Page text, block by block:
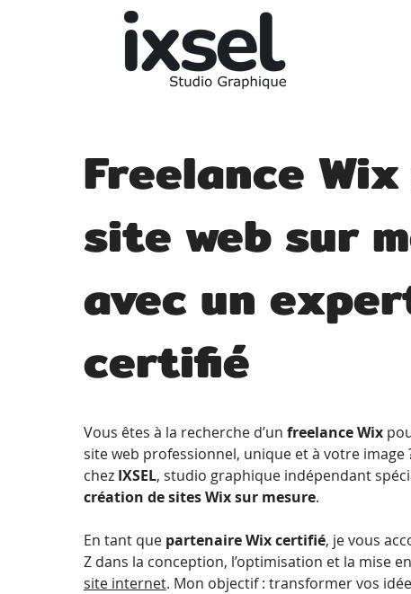
Freelance
site web sur
avec un
certifié
Vous êtes à la recherche d’un freelance Wix
site web professionnel, unique et à votre image
chez IXSEL, studio graphique indépendant
création de sites Wix sur mesure.
En tant que partenaire Wix certifié, je vous
Z dans la conception, l’optimisation et la mise
site internet. Mon objectif : transformer vos